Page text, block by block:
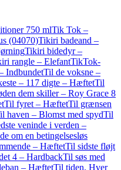
750 mlTik Tok –
(04070)Tikiri badeand –
Tikiri bidedyr –
rangle – ElefantTikTok-
IndbundetTil de voksne –
– 117 digte – HæftetTil
dem skiller – Roy Grace 8
Til fyret – HæftetTil grænsen
haven – Blomst med spydTil
veninde i verden –
om en betingelsesløs
– HæftetTil sidste fløjt
4 – HardbackTil søs med
– HæftetTil tiden. Hver